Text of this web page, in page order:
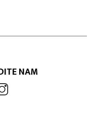
NAM